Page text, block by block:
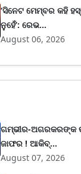
‘ସିନେଟ ମେମ୍ବର କହି
ନୁହେଁ’: ରେଭ...
August 06, 2026
ଗମ୍ଭୀର-ଅଗରକରଙ୍କ
ଜାଫର ! ଆକିବ୍...
August 07, 2026